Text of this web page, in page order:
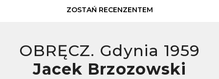
ZOSTAŃ RECENZENTEM
OBRĘCZ. Gdynia 1959
Jacek Brzozowski